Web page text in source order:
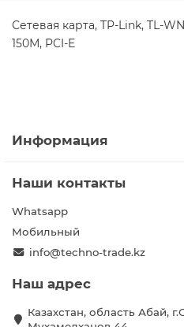
Сетевая карта, TP-Link, TL-
150М, PCI-E
Информация
Наши контакты
Whatsapp
Мобильный
info@techno-trade.kz
Наш адрес
Казахстан, область Абай,